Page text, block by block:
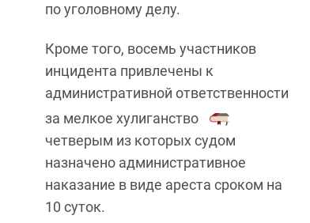
по уголовному делу.
Кроме того, восемь участников
инцидента привлечены к
административной ответственности
за мелкое хулиганство
,
четверым из которых судом
назначено административное
наказание в виде ареста сроком на
10 суток.